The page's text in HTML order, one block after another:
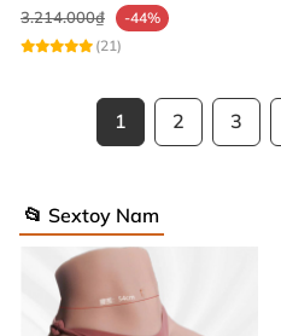
3.214.000₫
-44%
(21)
1 2 3
📂 Sextoy Nam